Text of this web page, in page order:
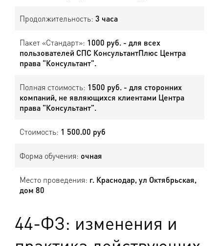
Продолжительность: 3 часа
Пакет «Стандарт»: 1000 руб. - для всех
пользователей СПС КонсультантПлюс Центра
права "Консультант".
Полная стоимость: 1500 руб. - для сторонних
компаний, не являющихся клиентами Центра
права "Консультант".
Стоимость: 1 500.00 руб
Форма обучения: очная
Место проведения: г. Краснодар, ул Октябрьская,
дом 80
44-ФЗ: изменения и